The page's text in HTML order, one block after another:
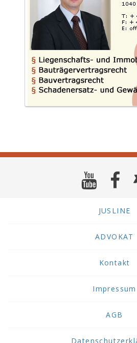
JUSLINE
ADVOKAT
Kontakt
Impressum
AGB